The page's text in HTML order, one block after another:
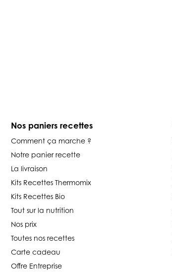
Nos paniers recettes
Comment ça marche ?
Notre panier recette
La livraison
Kits Recettes Thermomix
Kits Recettes Bio
Tout sur la nutrition
Nos prix
Toutes nos recettes
Carte cadeau
Offre Entreprise